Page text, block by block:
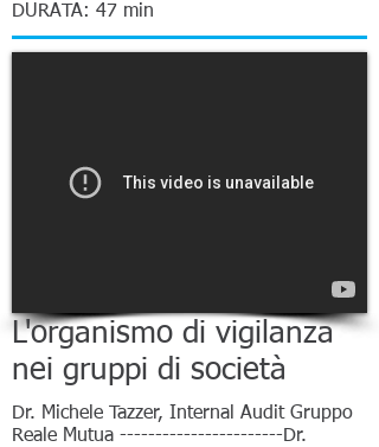
DURATA: 47 min
L'organismo di vigilanza
nei gruppi di società
Dr. Michele Tazzer, Internal Audit Gruppo
Reale Mutua -----------------------Dr.